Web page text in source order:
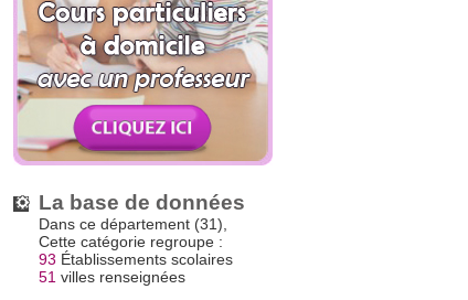
La base de données
Dans ce département (31),
Cette catégorie regroupe :
93 Établissements scolaires
51 villes renseignées